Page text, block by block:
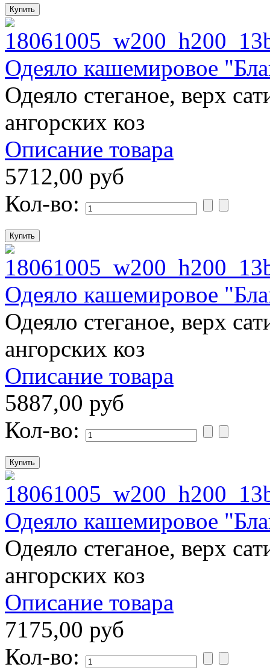
Одеяло кашемировое
Одеяло стеганое, верх
ангорских коз
Описание товара
5712,00 руб
Кол-во:
Одеяло кашемировое
Одеяло стеганое, верх
ангорских коз
Описание товара
5887,00 руб
Кол-во:
Одеяло кашемировое
Одеяло стеганое, верх
ангорских коз
Описание товара
7175,00 руб
Кол-во: